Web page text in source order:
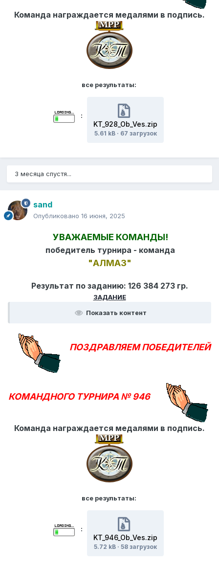
Команда награждается медалями в подпись.
все результаты:
:
KT_928_Ob_Ves.zip
5.61 kB· 67 загрузок
3 месяца спустя...
sand
Опубликовано 16 июня, 2025
УВАЖАЕМЫЕ КОМАНДЫ!
победитель турнира - команда
"АЛМАЗ"
Результат по заданию: 126 384 273 гр.
ЗАДАНИЕ
Показать контент
ПОЗДРАВЛЯЕМ ПОБЕДИТЕЛЕЙ
КОМАНДНОГО ТУРНИРА № 946
Команда награждается медалями в подпись.
все результаты:
:
KT_946_Ob_Ves.zip
5.72 kB · 58 загрузок